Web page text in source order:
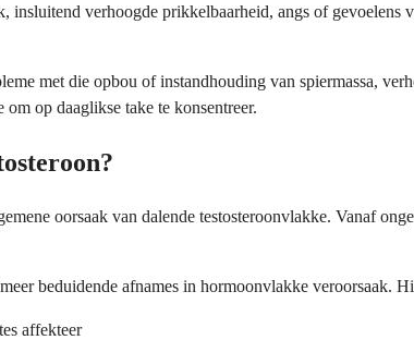
insluitend verhoogde prikkelbaarheid, angs of
met die opbou of instandhouding van spiermassa,
op daaglikse take te konsentreer.
oorsaak van dalende testosteroonvlakke. Vanaf
beduidende afnames in hormoonvlakke veroorsaak.
affekteer